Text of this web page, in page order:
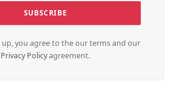
up, you agree to the our terms and our
Privacy Policyagreement.